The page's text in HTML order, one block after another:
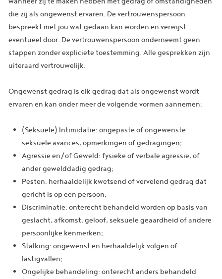
die zij als ongewenst ervaren. De vertrouwenspersoon
bespreekt met jou wat gedaan kan worden en verwijst
eventueel door. De vertrouwenspersoon onderneemt geen
stappen zonder expliciete toestemming. Alle gesprekken zijn
uiteraard vertrouwelijk.
Ongewenst gedrag is elk gedrag dat als ongewenst wordt
ervaren en kan onder meer de volgende vormen aannemen:
(Seksuele) Intimidatie: ongepaste of ongewenste
seksuele avances, opmerkingen of gedragingen;
Agressie en/of Geweld: fysieke of verbale agressie, of
ander gewelddadig gedrag;
Pesten: herhaaldelijk kwetsend of vervelend gedrag dat
gericht is op een persoon;
Discriminatie: onterecht behandeld worden op basis van
geslacht, afkomst, geloof, seksuele geaardheid of andere
persoonlijke kenmerken;
Stalking: ongewenst en herhaaldelijk volgen of
lastigvallen;
Ongelijke behandeling: onterecht anders behandeld